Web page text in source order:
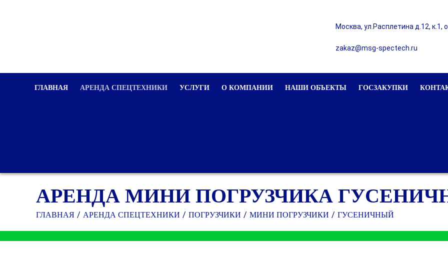
ГЛАВНАЯ АРЕНДА СПЕЦТЕХНИКИ УСЛУГИ О КОМПАНИИ НАШИ ОБЪЕКТЫ ГОСЗАКУПКИ
Москва, ул.Расплетина д.12, к.1,
zakaz@msg-spectech.ru
АРЕНДА МИНИ ПОГРУЗЧИКА
ГЛАВНАЯ АРЕНДА СПЕЦТЕХНИКИ ПОГРУЗЧИКИ МИНИ ПОГРУЗЧИКИ ГУСЕНИЧНЫЙ